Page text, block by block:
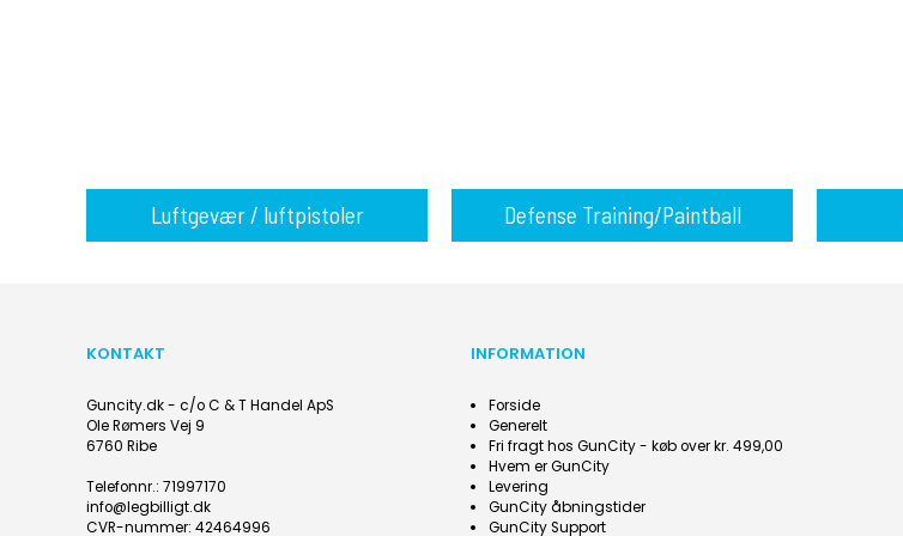
Luftgevær / luftpistoler Defense Training/Paintball
KONTAKT
Guncity.dk - c/o C & T Handel ApS
Ole Rømers Vej 9
6760 Ribe
Telefonnr.: 71997170
info@legbilligt.dk
CVR-nummer: 42464996
INFORMATION
Forside
Generelt
Fri fragt hos GunCity - køb over kr. 499,00
Hvem er GunCity
Levering
GunCity åbningstider
GunCity Support